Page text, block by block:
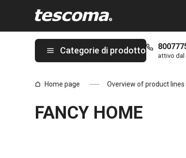
Categorie di prodotto
attivo dal
Home page Overview of product lines
FANCY HOME